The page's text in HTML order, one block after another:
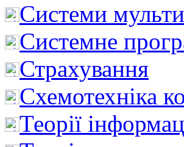
Системи
Системне
Страхування
Схемотехніка
Теорії